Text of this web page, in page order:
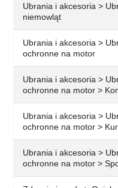
Ubrania i akcesoria >
niemowląt
Ubrania i akcesoria >
ochronne na motor
Ubrania i akcesoria >
ochronne na motor >
Ubrania i akcesoria >
ochronne na motor >
Ubrania i akcesoria >
ochronne na motor >